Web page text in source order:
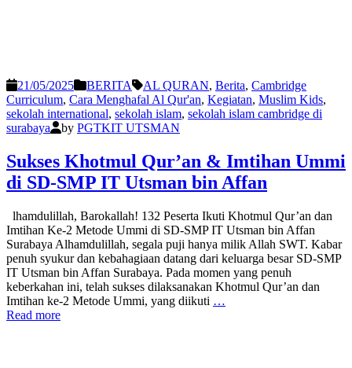
21/05/2025 BERITA AL QURAN, Berita, Cambridge
Curriculum, Cara Menghafal Al Qur'an, Kegiatan, Muslim Kids,
sekolah international, sekolah islam, sekolah islam cambridge di
surabaya
by PGTKIT UTSMAN
Sukses Khotmul Qur’an & Imtihan Ummi
di SD-SMP IT Utsman bin Affan
lhamdulillah, Barokallah! 132 Peserta Ikuti Khotmul Qur’an dan
Imtihan Ke-2 Metode Ummi di SD-SMP IT Utsman bin Affan
Surabaya Alhamdulillah, segala puji hanya milik Allah SWT. Kabar
penuh syukur dan kebahagiaan datang dari keluarga besar SD-SMP
IT Utsman bin Affan Surabaya. Pada momen yang penuh
keberkahan ini, telah sukses dilaksanakan Khotmul Qur’an dan
Imtihan ke-2 Metode Ummi, yang diikuti …
Read more